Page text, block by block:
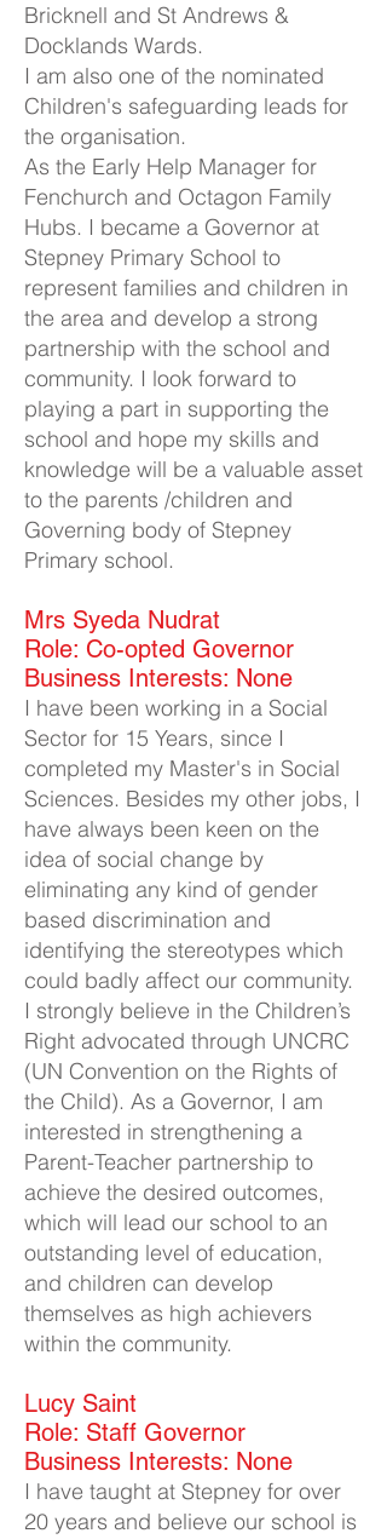
Bricknell and St Andrews &
Docklands Wards.
I am also one of the nominated
Children's safeguarding leads for
the organisation.
As the Early Help Manager for
Fenchurch and Octagon Family
Hubs. I became a Governor at
Stepney Primary School to
represent families and children in
the area and develop a strong
partnership with the school and
community. I look forward to
playing a part in supporting the
school and hope my skills and
knowledge will be a valuable asset
to the parents /children and
Governing body of Stepney
Primary school.
Mrs Syeda Nudrat​
Role: Co-opted Governor
Business Interests: None
I have been working in a Social
Sector for 15 Years, since I
completed my Master's in Social
Sciences. Besides my other jobs, I
have always been keen on the
idea of social change by
eliminating any kind of gender
based discrimination and
identifying the stereotypes which
could badly affect our community.
I strongly believe in the Children’s
Right advocated through UNCRC
(UN Convention on the Rights of
the Child). As a Governor, I am
interested in strengthening a
Parent-Teacher partnership to
achieve the desired outcomes,
which will lead our school to an
outstanding level of education,
and children can develop
themselves as high achievers
within the community.
Lucy Saint
Role: Staff Governor
Business Interests: None
I have taught at Stepney for over
20 years and believe our school is